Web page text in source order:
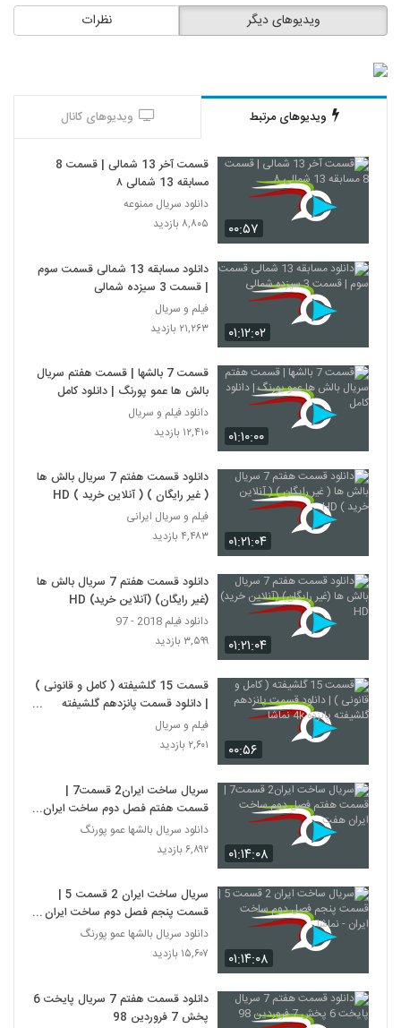
نظرات ویدیوهای دیگر
ویدیوهای مرتبط ویدیوهای کانال
۰۰:۵۷
قسمت آخر 13 شمالی | قسمت 8
مسابقه 13 شمالی ۸
دانلود سریال ممنوعه
۸,۸۰۵ بازدید
۰۱:۱۲:۰۲
دانلود مسابقه 13 شمالی قسمت سوم
| قسمت 3 سیزده شمالی
فیلم و سریال
۲۱,۲۶۳ بازدید
۰۱:۱۰:۰۰
قسمت 7 بالشها | قسمت هفتم سریال
بالش ها عمو پورنگ | دانلود کامل
دانلود فیلم و سریال
۱۲,۴۱۰ بازدید
۰۱:۲۱:۰۴
دانلود قسمت هفتم 7 سریال بالش ها
( غیر رایگان ) ( آنلاین خرید ) HD
فیلم و سریال ایرانی
۴,۴۸۳ بازدید
۰۱:۲۱:۰۴
دانلود قسمت هفتم 7 سریال بالش ها
(غیر رایگان) (آنلاین خرید) HD
دانلود فیلم 2018 - 97
۳,۵۹۹ بازدید
۰۰:۵۶
قسمت 15 گلشیفته ( کامل و قانونی )
| دانلود قسمت پانزدهم گلشیفته
پانزده 4k نماشا
فیلم و سریال
۲,۶۰۱ بازدید
۰۱:۱۴:۰۸
سریال ساخت ایران2 قسمت7 |
قسمت هفتم فصل دوم ساخت ایران
هفت
دانلود سریال بالشها عمو پورنگ
۶,۸۹۲ بازدید
۰۱:۱۴:۰۸
سریال ساخت ایران 2 قسمت 5 |
قسمت پنجم فصل دوم ساخت ایران -
نماشا
دانلود سریال بالشها عمو پورنگ
۱۵,۶۰۷ بازدید
دانلود قسمت هفتم 7 سریال پایخت 6
پخش 7 فروردین 98